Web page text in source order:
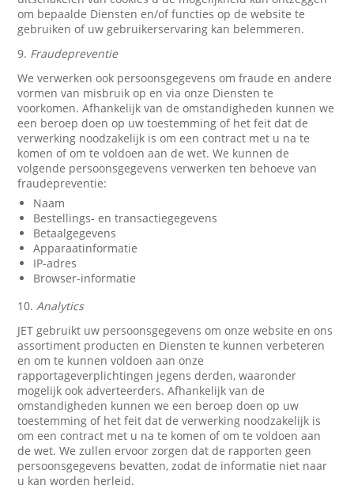
om bepaalde Diensten en/of functies op de website te
gebruiken of uw gebruikerservaring kan belemmeren.
9. Fraudepreventie
We verwerken ook persoonsgegevens om fraude en andere
vormen van misbruik op en via onze Diensten te
voorkomen. Afhankelijk van de omstandigheden kunnen we
een beroep doen op uw toestemming of het feit dat de
verwerking noodzakelijk is om een contract met u na te
komen of om te voldoen aan de wet. We kunnen de
volgende persoonsgegevens verwerken ten behoeve van
fraudepreventie:
Naam
Bestellings- en transactiegegevens
Betaalgegevens
Apparaatinformatie
IP-adres
Browser-informatie
10.Analytics
JET gebruikt uw persoonsgegevens om onze website en ons
assortiment producten en Diensten te kunnen verbeteren
en om te kunnen voldoen aan onze
rapportageverplichtingen jegens derden, waaronder
mogelijk ook adverteerders. Afhankelijk van de
omstandigheden kunnen we een beroep doen op uw
toestemming of het feit dat de verwerking noodzakelijk is
om een contract met u na te komen of om te voldoen aan
de wet. We zullen ervoor zorgen dat de rapporten geen
persoonsgegevens bevatten, zodat de informatie niet naar
u kan worden herleid.